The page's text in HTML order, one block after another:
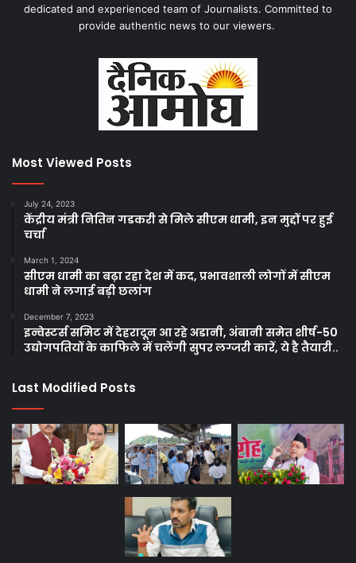
dedicated and experienced team of Journalists. Committed to
provide authentic news to our viewers.
Most Viewed Posts
July 24, 2023
केंद्रीय मंत्री नितिन गडकरी से मिले सीएम धामी, इन मुद्दों पर हुई
चर्चा
March 1, 2024
सीएम धामी का बढ़ा रहा देश में कद, प्रभावशाली लोगों में सीएम
धामी ने लगाई बड़ी छलांग
December 7, 2023
इन्वेस्टर्स समिट में देहरादून आ रहे अडानी, अंबानी समेत शीर्ष-50
उद्योगपतियों के काफिले में चलेंगी सुपर लग्जरी कारें, ये है तैयारी..
Last Modified Posts